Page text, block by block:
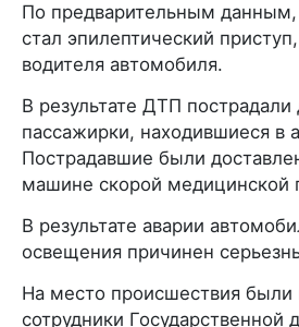
По предварительным данным,
стал эпилептический
водителя автомобиля.
В результате ДТП
пассажирки, находившиеся в
Пострадавшие были
машине скорой
В результате аварии
освещения причинен
На место происшествия были
сотрудники Государственной